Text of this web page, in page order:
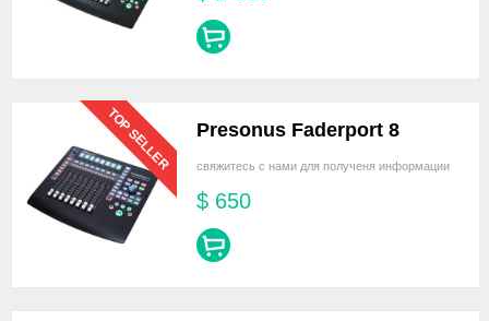
TOP SELLER Presonus Faderport 8
свяжитесь с нами для полученя информации
$ 650